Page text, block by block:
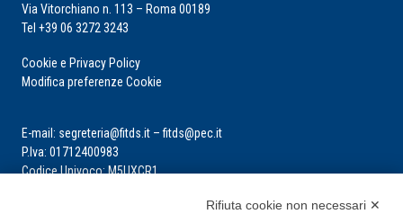
Via Vitorchiano n. 113 – Roma 00189
Tel +39 06 3272 3243
Cookie e Privacy Policy
Modifica preferenze Cookie
E-mail: segreteria@fitds.it – fitds@pec.it
P.Iva: 01712400983
Codice Univoco: M5UXCR1
La segreteria è aperta dal lunedì al venerdì dalle ore 9:00 alle ore 14:00
Rifiuta cookie non necessari ✕